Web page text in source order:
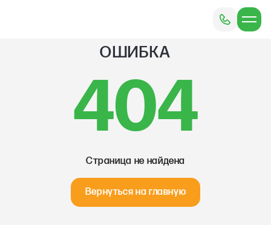
ОШИБКА
404
Страница не найдена
Вернуться на главную